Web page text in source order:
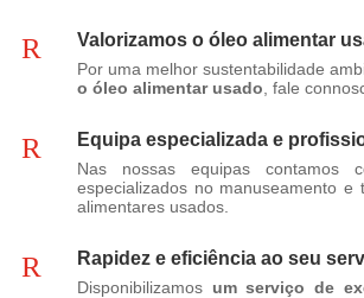
R Valorizamos o óleo alimentar
Por uma melhor sustentabilidade
o óleo alimentar usado, fale
R Equipa especializada e
Nas nossas equipas contamos
especializados no manuseamento e
alimentares usados.
R Rapidez e eficiência ao seu
Disponibilizamos um serviço de